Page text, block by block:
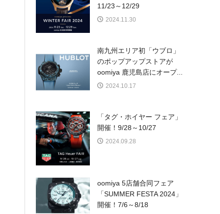
11/23～12/29
2024.11.30
南九州エリア初「ウブロ」
のポップアップストアが
oomiya 鹿児島店にオープ...
2024.10.17
「タグ・ホイヤー フェア」
開催！9/28～10/27
2024.09.28
oomiya 5店舗合同フェア
「SUMMER FESTA 2024」
開催！7/6～8/18